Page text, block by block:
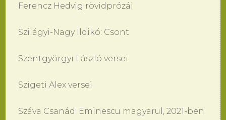
Ferencz Hedvig rövidprózái
Szilágyi-Nagy Ildikó: Csont
Szentgyörgyi László versei
Szigeti Alex versei
Száva Csanád: Eminescu magyarul, 2021-ben